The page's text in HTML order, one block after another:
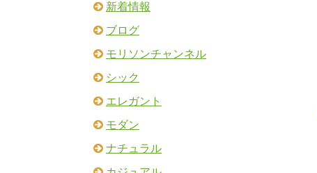
新着情報
ブログ
モリソンチャンネル
シック
エレガント
モダン
ナチュラル